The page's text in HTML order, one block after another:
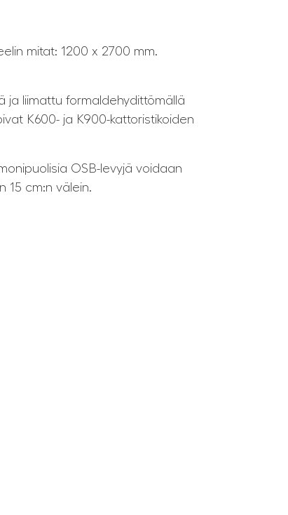
mitat: 1200 x 2700 mm.
ja liimattu formaldehydittömällä
K600- ja K900-kattoristikoiden
OSB-levyjä voidaan
15 cm:n välein.